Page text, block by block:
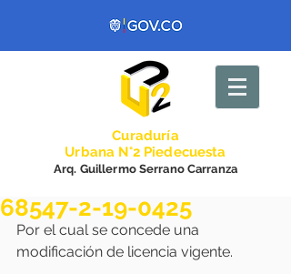
Curaduría
Urbana N°2 Piedecuesta
Arq. Guillermo Serrano Carranza
68547-2-19-0425
Por el cual se concede una
modificación de licencia vigente.